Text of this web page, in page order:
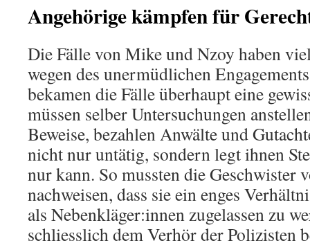
Angehörige kämpfen für
Die Fälle von Mike und Nzoy haben
wegen des unermüdlichen
bekamen die Fälle überhaupt eine
müssen selber Untersuchungen
Beweise, bezahlen Anwälte und
nicht nur untätig, sondern legt ihnen
nur kann. So mussten die Geschwister
nachweisen, dass sie ein enges
als Nebenkläger:innen zugelassen zu
schliesslich dem Verhör der Polizisten